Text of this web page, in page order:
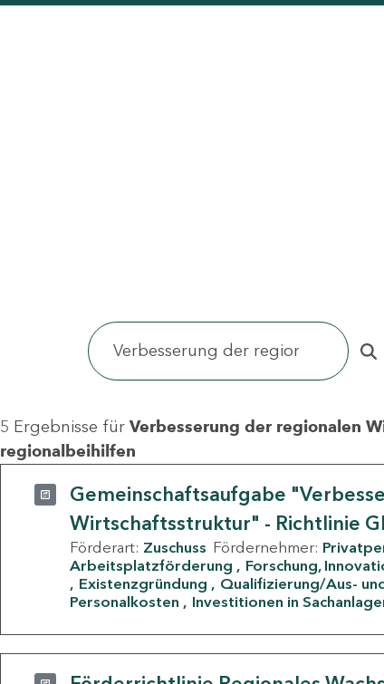
5 Ergebnisse für Verbesserung der regionalen
regionalbeihilfen
Gemeinschaftsaufgabe
Wirtschaftsstruktur" - Richtlinie
Förderart: Zuschuss Fördernehmer:
Arbeitsplatzförderung
Forschung,
Existenzgründung
Qualifizierung/Aus-
Personalkosten
Investitionen in